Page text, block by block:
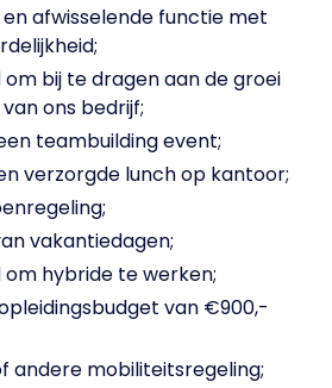
afwisselende functie met
om bij te dragen aan de groei
ons bedrijf;
teambuilding event;
verzorgde lunch op kantoor;
vakantiedagen;
om hybride te werken;
van €900,-
andere mobiliteitsregeling;